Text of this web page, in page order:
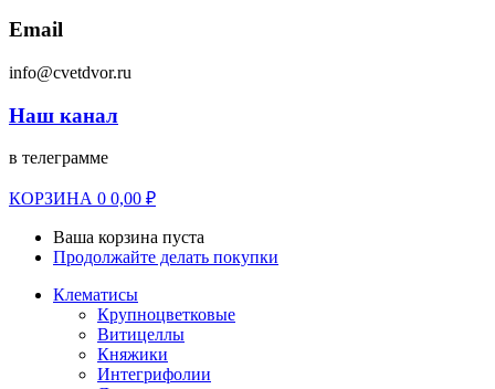
Email
info@cvetdvor.ru
Наш канал
в телеграмме
КОРЗИНА 0 0,00 ₽
Ваша корзина пуста
Продолжайте делать покупки
Клематисы
Крупноцветковые
Витицеллы
Княжики
Интегрифолии